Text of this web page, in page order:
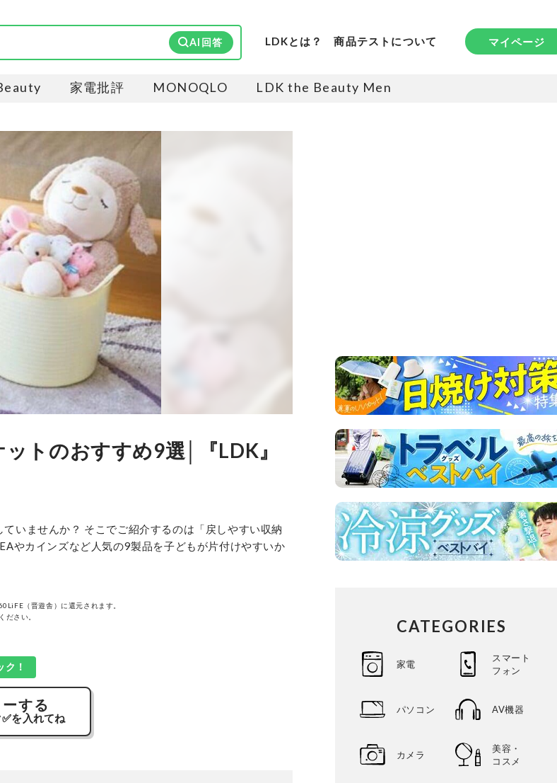
AI回答 LDKとは？ 商品テストについて マイページ
家電批評 MONOQLO LDK the Beauty Men
トのおすすめ9選│『LDK』
いませんか？ そこでご紹介するのは「戻しやすい収納
やカインズなど人気の9製品を子どもが片付けやすいか
（晋遊舎）に還元されます。
ださい。
！
する
✅を入れてね
CATEGORIES
家電
スマート
フォン
パソコン AV機器
カメラ
美容・
コスメ